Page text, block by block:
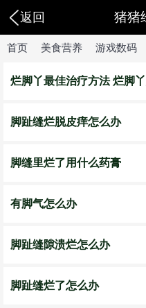
返回 猪猪
首页 美食营养 游戏数码
烂脚丫最佳治疗方法 烂脚
脚趾缝烂脱皮痒怎么办
脚缝里烂了用什么药膏
有脚气怎么办
脚趾缝隙溃烂怎么办
脚趾缝烂了怎么办